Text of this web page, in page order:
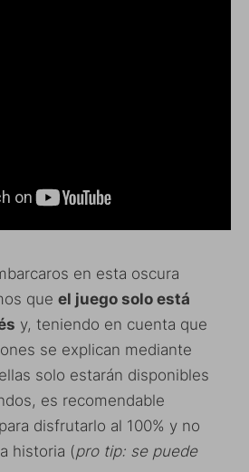
en esta oscura
que el juego solo está
y, teniendo en cuenta que
se explican mediante
solo estarán disponibles
es recomendable
disfrutarlo al 100% y no
historia (pro tip: se puede